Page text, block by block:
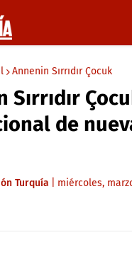
Annenin Sırrıdır Çocuk
Sırrıdır
de
Turquía miércoles,